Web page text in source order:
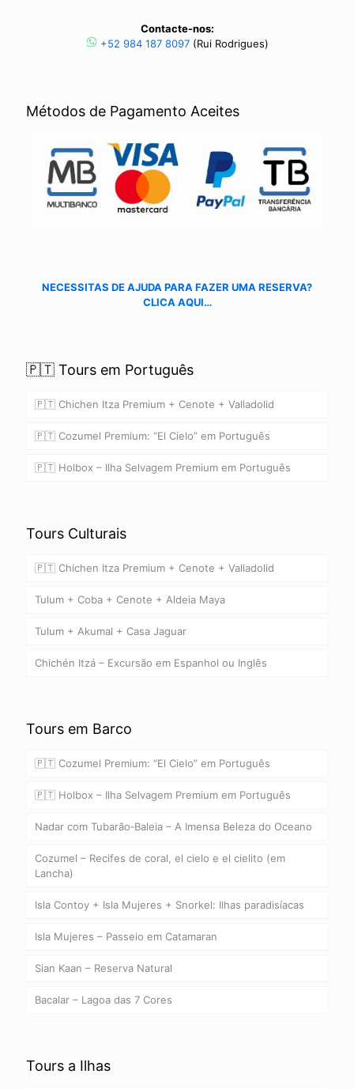
Contacte-nos:
+52 984 187 8097(Rui Rodrigues)
Métodos de Pagamento Aceites
NECESSITAS DE AJUDA PARA FAZER UMA RESERVA?
CLICA AQUI…
🇵🇹 Tours em Português
🇵🇹 Chichen Itza Premium + Cenote + Valladolid
🇵🇹 Cozumel Premium: “El Cielo” em Português
🇵🇹 Holbox – Ilha Selvagem Premium em Português
Tours Culturais
🇵🇹 Chichen Itza Premium + Cenote + Valladolid
Tulum + Coba + Cenote + Aldeia Maya
Tulum + Akumal + Casa Jaguar
Chichén Itzá – Excursão em Espanhol ou Inglês
Tours em Barco
🇵🇹 Cozumel Premium: “El Cielo” em Português
🇵🇹 Holbox – Ilha Selvagem Premium em Português
Nadar com Tubarão‑Baleia – A Imensa Beleza do Oceano
Cozumel – Recifes de coral, el cielo e el cielito (em
Lancha)
Isla Contoy + Isla Mujeres + Snorkel: Ilhas paradisíacas
Isla Mujeres – Passeio em Catamaran
Sian Kaan – Reserva Natural
Bacalar – Lagoa das 7 Cores
Tours a Ilhas